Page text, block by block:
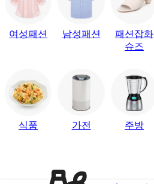
여성패션 남성패션
패션잡화
슈즈
식품 가전 주방